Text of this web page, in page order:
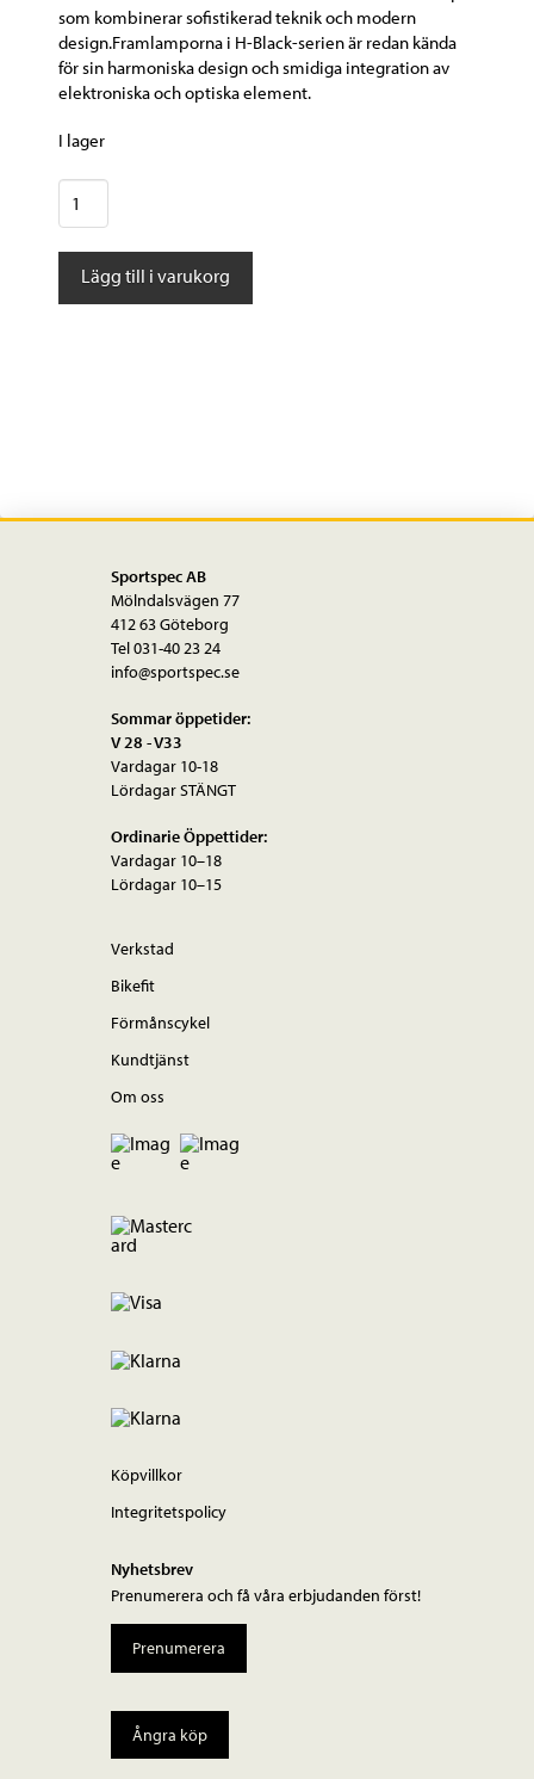
som kombinerar sofistikerad teknik och modern
design.Framlamporna i H-Black-serien är redan kända
för sin harmoniska design och smidiga integration av
elektroniska och optiska element.
I lager
Hermans
H-
Black
MR4Lägg till i varukorg
Sportspec AB
Mölndalsvägen 77
412 63 Göteborg
Tel 031-40 23 24
info@sportspec.se
Sommar öppetider:
V 28 - V33
Vardagar 10-18
Lördagar STÄNGT
Ordinarie Öppettider:
Vardagar 10–18
Lördagar 10–15
Verkstad
Bikefit
Förmånscykel
Kundtjänst
Om oss
Köpvillkor
Integritetspolicy
Nyhetsbrev
Prenumerera och få våra erbjudanden först!
Prenumerera
Ångra köp